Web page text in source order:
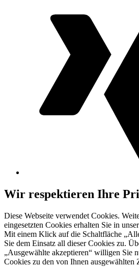
Wir respektieren Ihre
Diese Webseite verwendet Cookies.
eingesetzten Cookies erhalten Sie in
Mit einem Klick auf die Schaltfläche
Sie dem Einsatz all dieser Cookies zu.
„Ausgewählte akzeptieren“ willigen Sie
Cookies zu den von Ihnen ausgewählten